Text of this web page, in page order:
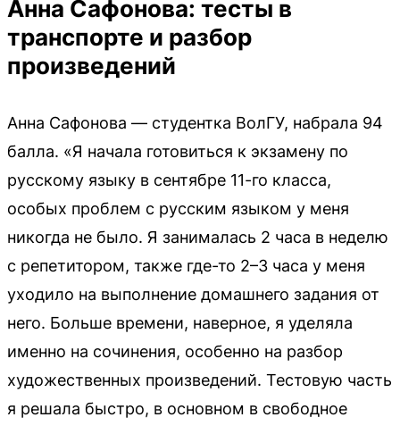
Анна Сафонова: тесты в
транспорте и разбор
произведений
Анна Сафонова — студентка ВолГУ, набрала 94
балла. «Я начала готовиться к экзамену по
русскому языку в сентябре 11-го класса,
особых проблем с русским языком у меня
никогда не было. Я занималась 2 часа в неделю
с репетитором, также где-то 2–3 часа у меня
уходило на выполнение домашнего задания от
него. Больше времени, наверное, я уделяла
именно на сочинения, особенно на разбор
художественных произведений. Тестовую часть
я решала быстро, в основном в свободное